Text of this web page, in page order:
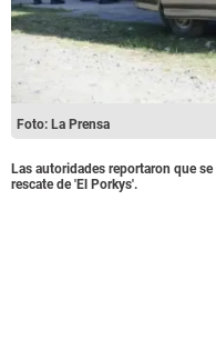
Foto: La Prensa
Las autoridades reportaron que
rescate de 'El Porkys'.